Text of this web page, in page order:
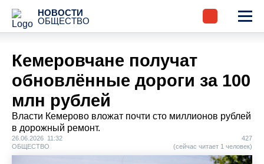
НОВОСТИ
ОБЩЕСТВО
Кемеровчане получат
обновлённые дороги за 100
млн рублей
Власти Кемерово вложат почти сто миллионов рублей
в дорожный ремонт.
26.06.2026 11:32
ОБЩЕСТВО
427
(сейчас читает 1 человек)